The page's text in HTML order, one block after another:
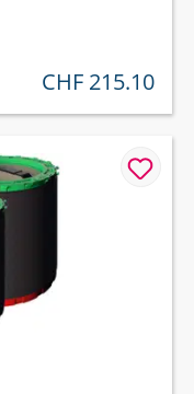
regulärer preis:
CHF 215.10